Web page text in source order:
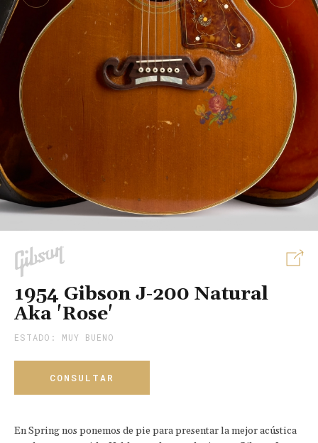
1954 Gibson J-200 Natural
Aka 'Rose'
ESTADO: MUY BUENO
CONSULTAR
En Spring nos ponemos de pie para presentar la mejor acústica